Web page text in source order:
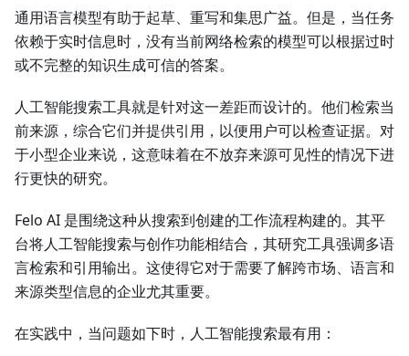
通用语言模型有助于起草、重写和集思广益。但是，当任务
依赖于实时信息时，没有当前网络检索的模型可以根据过时
或不完整的知识生成可信的答案。
人工智能搜索工具就是针对这一差距而设计的。他们检索当
前来源，综合它们并提供引用，以便用户可以检查证据。对
于小型企业来说，这意味着在不放弃来源可见性的情况下进
行更快的研究。
Felo AI 是围绕这种从搜索到创建的工作流程构建的。其平
台将人工智能搜索与创作功能相结合，其研究工具强调多语
言检索和引用输出。这使得它对于需要了解跨市场、语言和
来源类型信息的企业尤其重要。
在实践中，当问题如下时，人工智能搜索最有用：